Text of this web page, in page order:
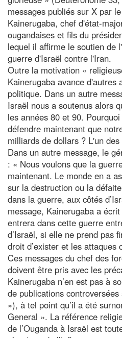
messages publiés sur X par
Kainerugaba, chef d'état-
ougandaises et fils du
lequel il affirme le soutien de
guerre d'Israël contre l'Iran.
Outre la motivation «
Kainerugaba avance d'autres
politique. Dans un autre
Israël nous a soutenus alors
les années 80 et 90.
défendre maintenant que
milliards de dollars ? L'un
Dans un autre message, le
: « Nous voulons que la
maintenant. Le monde en a
sur la destruction ou la
dans la guerre, aux côtés
message, Kainerugaba a
entrera dans cette guerre
d’Israël, si elle ne prend pas
droit d’exister et les attaques
Ces messages du chef des
doivent être pris avec les
Kainerugaba n’en est pas à
de publications
»), à tel point qu’il a été
General ». La référence
de l’Ouganda à Israël est